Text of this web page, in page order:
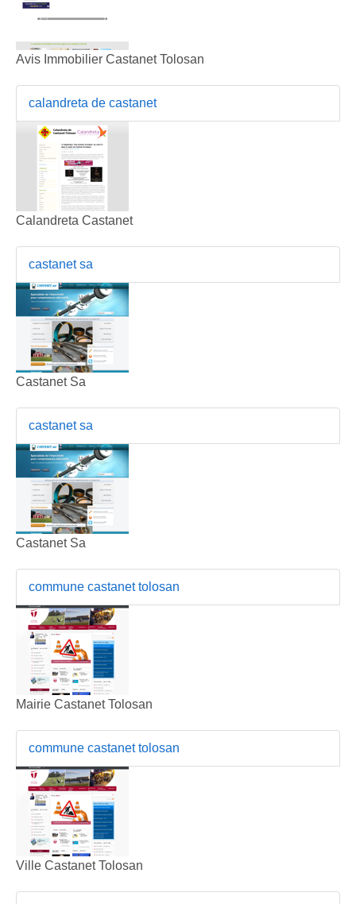
Avis Immobilier Castanet Tolosan
calandreta de castanet
Calandreta Castanet
castanet sa
Castanet Sa
castanet sa
Castanet Sa
commune castanet tolosan
Mairie Castanet Tolosan
commune castanet tolosan
Ville Castanet Tolosan